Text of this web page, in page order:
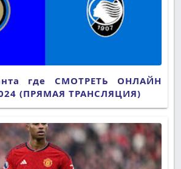
где СМОТРЕТЬ ОНЛАЙН
(ПРЯМАЯ ТРАНСЛЯЦИЯ)